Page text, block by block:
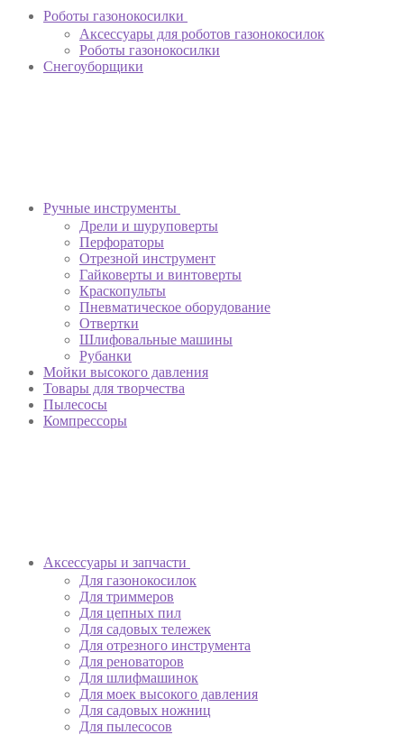
Роботы газонокосилки
Аксессуары для роботов газонокосилок
Роботы газонокосилки
Снегоуборщики
Ручные инструменты
Дрели и шуруповерты
Перфораторы
Отрезной инструмент
Гайковерты и винтоверты
Краскопульты
Пневматическое оборудование
Отвертки
Шлифовальные машины
Рубанки
Мойки высокого давления
Товары для творчества
Пылесосы
Компрессоры
Аксессуары и запчасти
Для газонокосилок
Для триммеров
Для цепных пил
Для садовых тележек
Для отрезного инструмента
Для реноваторов
Для шлифмашинок
Для моек высокого давления
Для садовых ножниц
Для пылесосов